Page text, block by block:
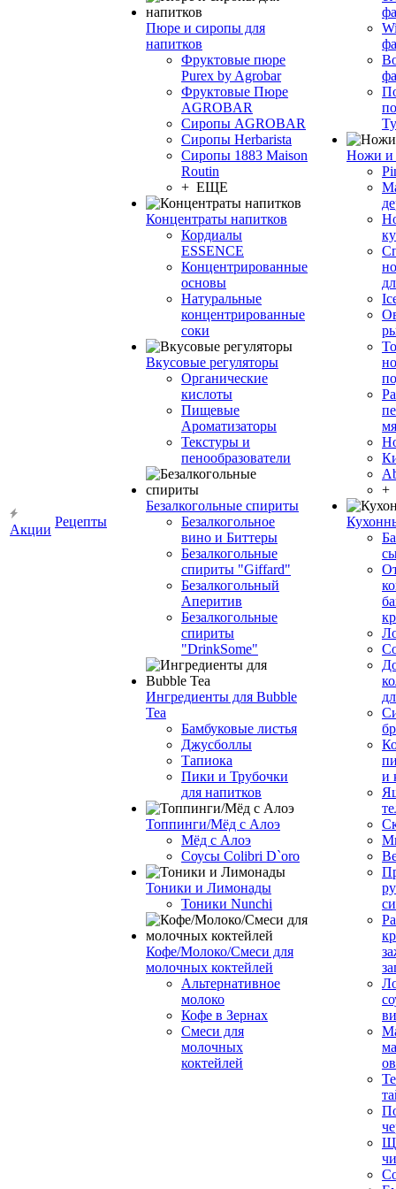
Акции
Рецепты
Пюре и сиропы для
напитков
Фруктовые пюре
Purex by Agrobar
Фруктовые Пюре
AGROBAR
Сиропы AGROBAR
Сиропы Herbarista
Сиропы 1883 Maison
Routin
+ ЕЩЕ
Концентраты напитков
Кордиалы
ESSENCE
Концентрированные
основы
Натуральные
концентрированные
соки
Вкусовые регуляторы
Органические
кислоты
Пищевые
Ароматизаторы
Текстуры и
пенообразователи
Безалкогольные спириты
Безалкогольное
вино и Биттеры
Безалкогольные
спириты "Giffard"
Безалкогольный
Аперитив
Безалкогольные
спириты
"DrinkSome"
Ингредиенты для Bubble
Tea
Бамбуковые листья
Джусболлы
Тапиока
Пики и Трубочки
для напитков
Топпинги/Мёд с Алоэ
Мёд с Алоэ
Соусы Colibri D`oro
Тоники и Лимонады
Тоники Nunchi
Кофе/Молоко/Смеси для
молочных коктейлей
Альтернативное
молоко
Кофе в Зернах
Смеси для
молочных
коктейлей
Ножи и
+
и